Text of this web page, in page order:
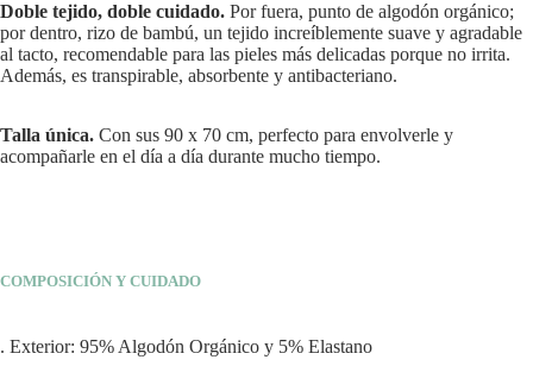
Doble tejido, doble cuidado. Por fuera, punto de algodón orgánico;
por dentro, rizo de bambú, un tejido increíblemente suave y agradable
al tacto, recomendable para las pieles más delicadas porque no irrita.
Además, es transpirable, absorbente y antibacteriano.
Talla única. Con sus 90 x 70 cm, perfecto para envolverle y
acompañarle en el día a día durante mucho tiempo.
COMPOSICIÓN Y CUIDADO
. Exterior: 95% Algodón Orgánico y 5% Elastano